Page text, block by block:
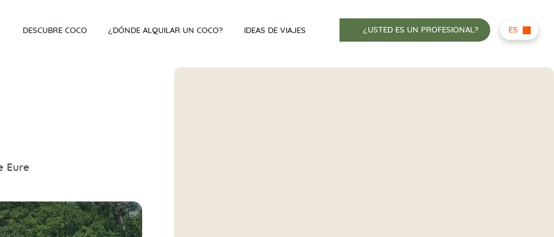
DESCUBRE COCO ¿DÓNDE ALQUILAR UN COCO? IDEAS DE VIAJES ¿USTED ES UN PROFESIONAL? ES
Eure